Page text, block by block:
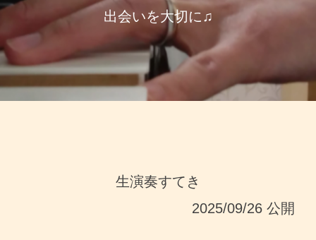
出会いを大切に♫
生演奏すてき
2025/09/26 公開